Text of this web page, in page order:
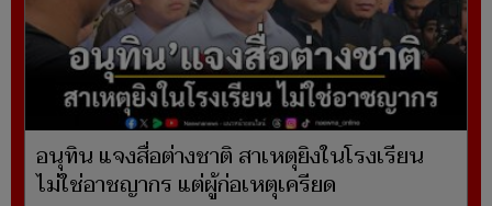
อนุทิน แจงสื่อต่างชาติ สาเหตุยิงในโรงเรียน
ไม่ใช่อาชญากร แต่ผู้ก่อเหตุเครียด